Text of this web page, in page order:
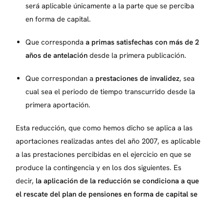
será aplicable únicamente a la parte que se perciba
en forma de capital.
Que correspondaa primas satisfechas con más de 2
años de antelacióndesde la primera publicación.
Que correspondan a prestaciones de invalidez, sea
cual sea el periodo de tiempo transcurrido desde la
primera aportación.
Esta reducción, que como hemos dicho se aplica a las
aportaciones realizadas antes del año 2007, es aplicable
a las prestaciones percibidas en el ejercicio en que se
produce la contingencia y en los dos siguientes. Es
decir, la aplicación de la reducción se condiciona a que
el rescate del plan de pensiones en forma de capital se